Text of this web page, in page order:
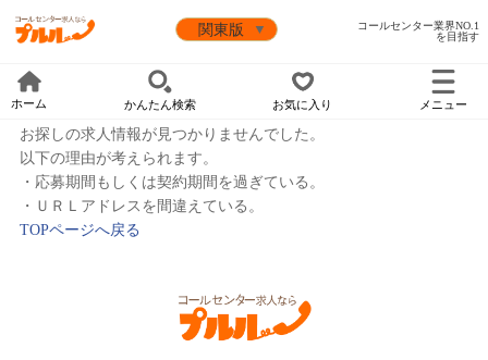
コールセンター業界NO.1
を目指す
ホーム かんたん検索 お気に入り メニュー
プルル｜関東版トップ 見つかりません
お探しの求人情報が見つかりませんでした。
以下の理由が考えられます。
・応募期間もしくは契約期間を過ぎている。
・ＵＲＬアドレスを間違えている。
TOPページへ戻る